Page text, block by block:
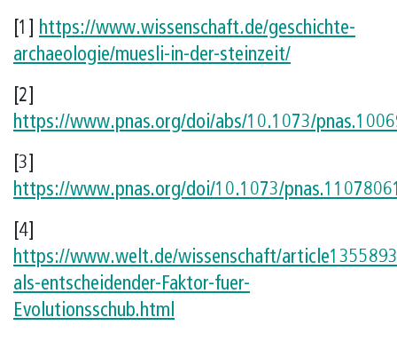
[1] https://www.wissenschaft.de/geschichte-
archaeologie/muesli-in-der-steinzeit/
[2]
https://www.pnas.org/doi/abs/10.1073/
[3]
https://www.pnas.org/doi/10.1073/
[4]
https://www.welt.de/wissenschaft/
als-entscheidender-Faktor-fuer-
Evolutionsschub.html